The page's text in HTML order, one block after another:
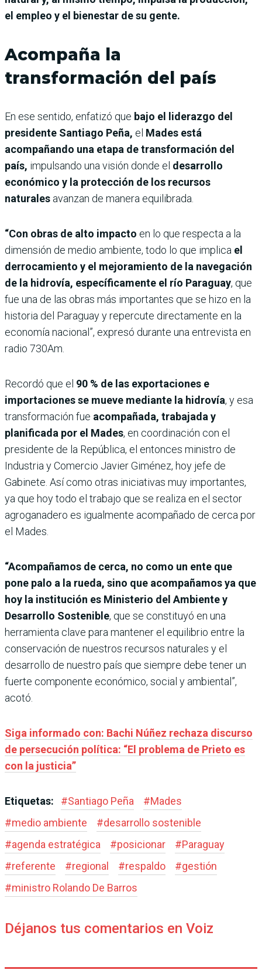
el empleo y el bienestar de su gente.
Acompaña la
transformación del país
En ese sentido, enfatizó que bajo el liderazgo del
presidente Santiago Peña, el Mades está
acompañando una etapa de transformación del
país, impulsando una visión donde el desarrollo
económico y la protección de los recursos
naturales avanzan de manera equilibrada.
“Con obras de alto impacto en lo que respecta a la
dimensión de medio ambiente, todo lo que implica el
derrocamiento y el mejoramiento de la navegación
de la hidrovía, específicamente el río Paraguay, que
fue una de las obras más importantes que se hizo en la
historia del Paraguay y repercute directamente en la
economía nacional”, expresó durante una entrevista en
radio 730Am.
Recordó que el 90 % de las exportaciones e
importaciones se mueve mediante la hidrovía, y esa
transformación fue acompañada, trabajada y
planificada por el Mades, en coordinación con el
presidente de la República, el entonces ministro de
Industria y Comercio Javier Giménez, hoy jefe de
Gabinete. Así como otras iniciativas muy importantes,
ya que hoy todo el trabajo que se realiza en el sector
agroganadero es igualmente acompañado de cerca por
el Mades.
“Acompañamos de cerca, no como un ente que
pone palo a la rueda, sino que acompañamos ya que
hoy la institución es Ministerio del Ambiente y
Desarrollo Sostenible, que se constituyó en una
herramienta clave para mantener el equilibrio entre la
conservación de nuestros recursos naturales y el
desarrollo de nuestro país que siempre debe tener un
fuerte componente económico, social y ambiental”,
acotó.
Siga informado con: Bachi Núñez rechaza discurso
de persecución política: “El problema de Prieto es
con la justicia”
Etiquetas: #Santiago Peña #Mades
#medio ambiente #desarrollo sostenible
#agenda estratégica #posicionar #Paraguay
#referente #regional #respaldo #gestión
#ministro Rolando De Barros
Déjanos tus comentarios en Voiz